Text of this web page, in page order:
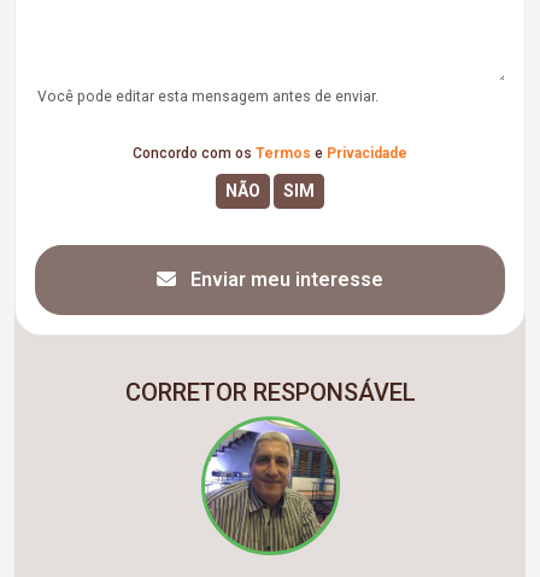
Você pode editar esta mensagem antes de enviar.
Concordo com os Termos e Privacidade
Enviar meu interesse
CORRETOR RESPONSÁVEL